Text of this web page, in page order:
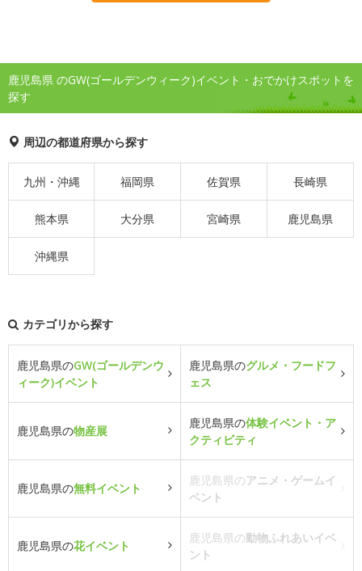
鹿児島県 のGW(ゴールデンウィーク)イベント・おでかけスポットを
探す
周辺の都道府県から探す
九州・沖縄 福岡県 佐賀県 長崎県
熊本県 大分県 宮崎県 鹿児島県
沖縄県
カテゴリから探す
鹿児島県のGW(ゴールデンウ
ィーク)イベント
鹿児島県のグルメ・フードフ
ェス
鹿児島県の物産展
鹿児島県の体験イベント・ア
クティビティ
鹿児島県の無料イベント
鹿児島県のアニメ・ゲームイ
ベント
鹿児島県の花イベント
鹿児島県の動物ふれあいイベ
ント